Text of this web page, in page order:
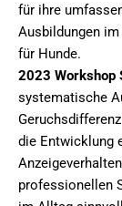
für ihre
Ausbildungen
für Hunde.
2023 Workshop
systematische
die Entwicklung
professionellen